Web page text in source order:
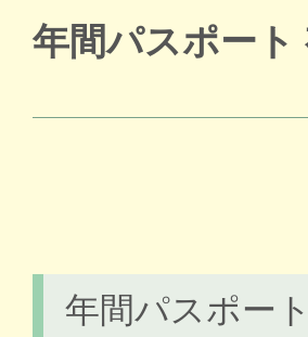
年間パスポート
年間パスポー